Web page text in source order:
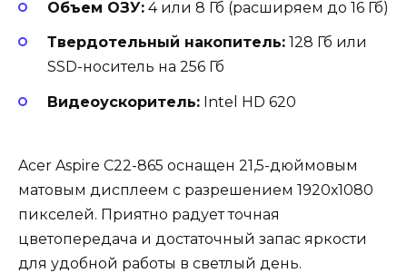
Объем ОЗУ: 4 или 8 Гб (расширяем до 16 Гб)
Твердотельный накопитель: 128 Гб или
SSD-носитель на 256 Гб
Видеоускоритель: Intel HD 620
Acer Aspire C22-865 оснащен 21,5-дюймовым
матовым дисплеем с разрешением 1920х1080
пикселей. Приятно радует точная
цветопередача и достаточный запас яркости
для удобной работы в светлый день.